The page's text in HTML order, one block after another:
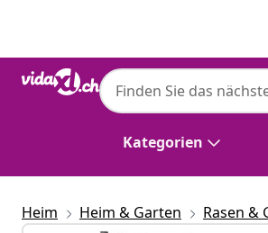
Kategorien
Heim Heim & Garten Rasen &